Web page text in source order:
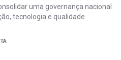
uma governança nacional
tecnologia e qualidade